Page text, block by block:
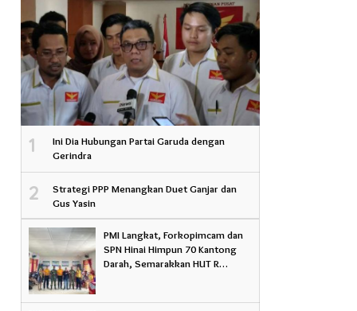
1
Ini Dia Hubungan Partai Garuda dengan
Gerindra
2
Strategi PPP Menangkan Duet Ganjar dan
Gus Yasin
PMI Langkat, Forkopimcam dan
SPN Hinai Himpun 70 Kantong
Darah, Semarakkan HUT R…